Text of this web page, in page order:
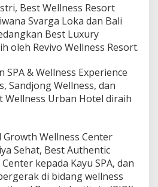
Best Wellness Resort
Svarga Loka dan Bali
Best Luxury
oleh Revivo Wellness Resort.
& Wellness Experience
Sandjong Wellness, dan
Wellness Urban Hotel diraih
Wellness Center
Sehat, Best Authentic
kepada Kayu SPA, dan
di bidang wellness